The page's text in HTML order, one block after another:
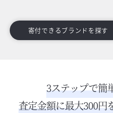
寄付できるブランドを探す
3ステップで簡
査定金額に最大300円